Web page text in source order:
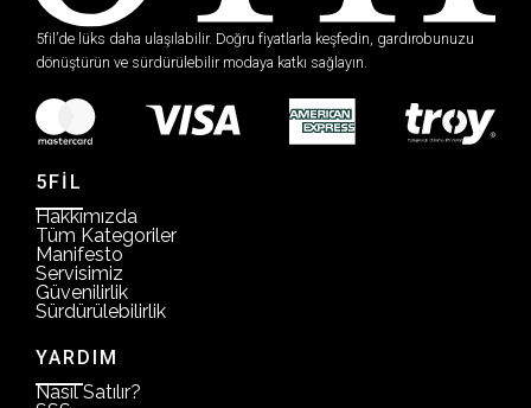
5fil’de lüks daha ulaşılabilir. Doğru fiyatlarla keşfedin, gardırobunuzu
dönüştürün ve sürdürülebilir modaya katkı sağlayın.
5FİL
Hakkımızda
Tüm Kategoriler
Manifesto
Servisimiz
Güvenilirlik
Sürdürülebilirlik
YARDIM
Nasıl Satılır?